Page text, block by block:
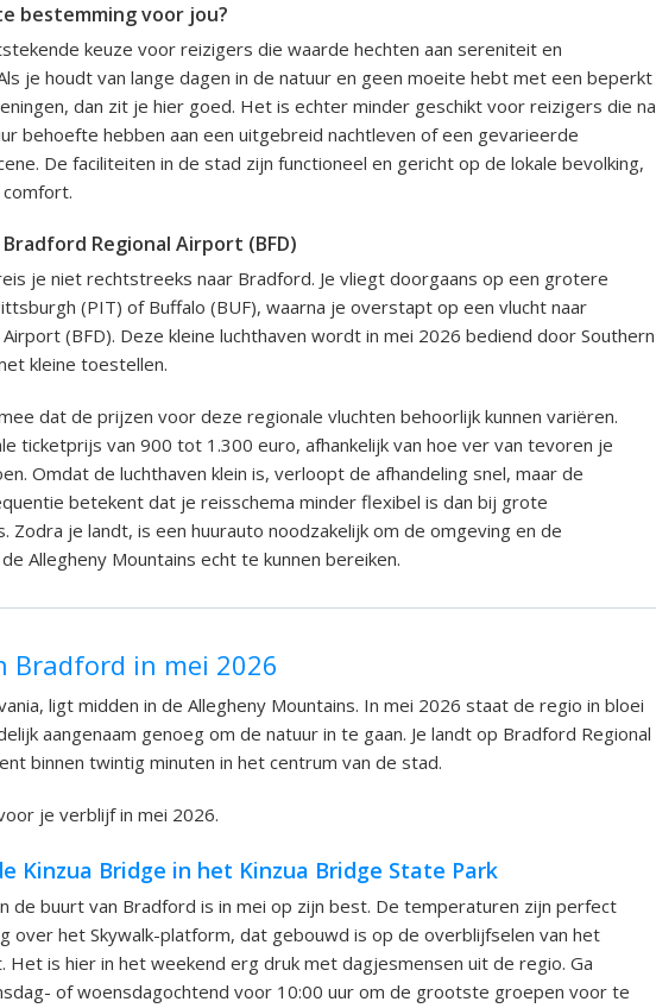
bestemming voor jou?
keuze voor reizigers die waarde hechten aan sereniteit en
je houdt van lange dagen in de natuur en geen moeite hebt met een beperkt
dan zit je hier goed. Het is echter minder geschikt voor reizigers die na
behoefte hebben aan een uitgebreid nachtleven of een gevarieerde
De faciliteiten in de stad zijn functioneel en gericht op de lokale bevolking,
Regional Airport (BFD)
je niet rechtstreeks naar Bradford. Je vliegt doorgaans op een grotere
(PIT) of Buffalo (BUF), waarna je overstapt op een vlucht naar
(BFD). Deze kleine luchthaven wordt in mei 2026 bediend door Southern
kleine toestellen.
dat de prijzen voor deze regionale vluchten behoorlijk kunnen variëren.
ticketprijs van 900 tot 1.300 euro, afhankelijk van hoe ver van tevoren je
Omdat de luchthaven klein is, verloopt de afhandeling snel, maar de
betekent dat je reisschema minder flexibel is dan bij grote
Zodra je landt, is een huurauto noodzakelijk om de omgeving en de
Allegheny Mountains echt te kunnen bereiken.
Bradford in mei 2026
ligt midden in de Allegheny Mountains. In mei 2026 staat de regio in bloei
aangenaam genoeg om de natuur in te gaan. Je landt op Bradford Regional
binnen twintig minuten in het centrum van de stad.
je verblijf in mei 2026.
Kinzua Bridge in het Kinzua Bridge State Park
de buurt van Bradford is in mei op zijn best. De temperaturen zijn perfect
over het Skywalk-platform, dat gebouwd is op de overblijfselen van het
Het is hier in het weekend erg druk met dagjesmensen uit de regio. Ga
of woensdagochtend voor 10:00 uur om de grootste groepen voor te